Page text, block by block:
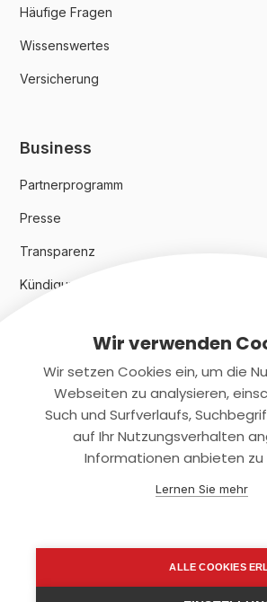
Häufige Fragen
Wissenswertes
Versicherung
Business
Partnerprogramm
Presse
Transparenz
Kündigungsindex 2024
Rechtliches
Datenschutz
Wir verwenden
Wir setzen Cookies ein, um die
Webseiten zu analysieren,
Such und Surfverlaufs,
auf Ihr Nutzungsverhalten
Informationen anbieten zu
Lernen Sie mehr
ALLE COOKIES